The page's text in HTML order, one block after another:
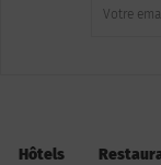
Hôtels